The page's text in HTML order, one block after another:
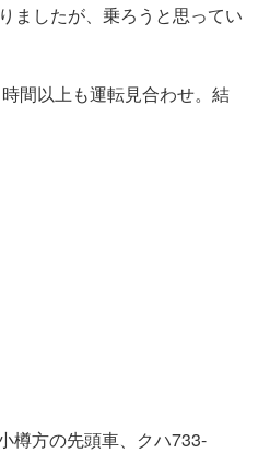
ましたが、乗ろうと思ってい
間以上も運転見合わせ。結
樽方の先頭車、クハ733-